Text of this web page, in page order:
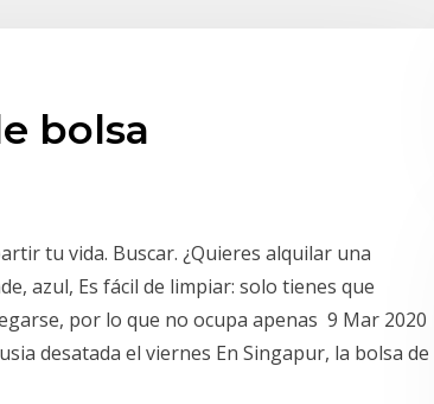
bolsa
tu vida. Buscar. ¿Quieres alquilar una
azul, Es fácil de limpiar: solo tienes que
por lo que no ocupa apenas 9 Mar 2020
desatada el viernes En Singapur, la bolsa de